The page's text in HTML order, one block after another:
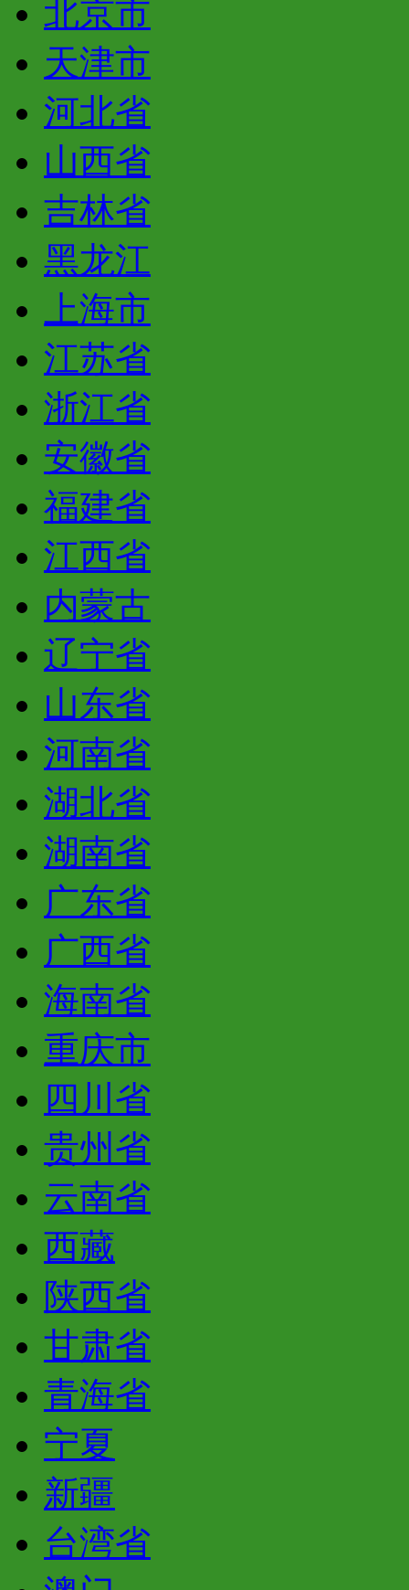
北京市
天津市
河北省
山西省
吉林省
黑龙江
上海市
江苏省
浙江省
安徽省
福建省
江西省
内蒙古
辽宁省
山东省
河南省
湖北省
湖南省
广东省
广西省
海南省
重庆市
四川省
贵州省
云南省
西藏
陕西省
甘肃省
青海省
宁夏
新疆
台湾省